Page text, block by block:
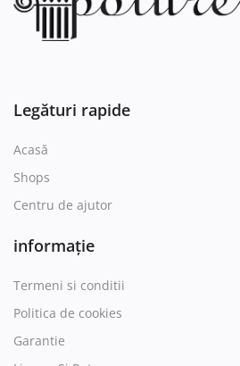
Legături rapide
Acasă
Shops
Centru de ajutor
informație
Termeni si conditii
Politica de cookies
Garantie